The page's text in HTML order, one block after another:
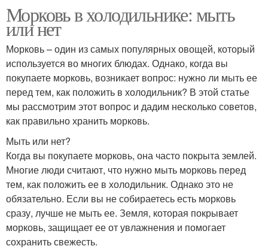
Морковь в холодильнике: мыть
или нет
Морковь – один из самых популярных овощей, который
используется во многих блюдах. Однако, когда вы
покупаете морковь, возникает вопрос: нужно ли мыть ее
перед тем, как положить в холодильник? В этой статье
мы рассмотрим этот вопрос и дадим несколько советов,
как правильно хранить морковь.
Мыть или нет?
Когда вы покупаете морковь, она часто покрыта землей.
Многие люди считают, что нужно мыть морковь перед
тем, как положить ее в холодильник. Однако это не
обязательно. Если вы не собираетесь есть морковь
сразу, лучше не мыть ее. Земля, которая покрывает
морковь, защищает ее от увлажнения и помогает
сохранить свежесть.